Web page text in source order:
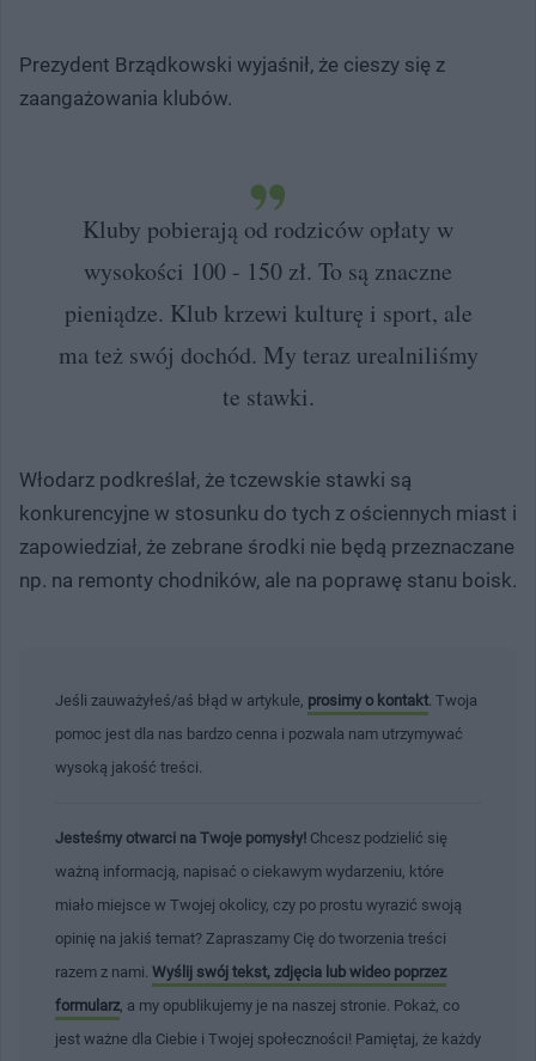
Prezydent Brządkowski wyjaśnił, że cieszy się z
zaangażowania klubów.
Kluby pobierają od rodziców opłaty w
wysokości 100 - 150 zł. To są znaczne
pieniądze. Klub krzewi kulturę i sport, ale
ma też swój dochód. My teraz urealniliśmy
te stawki.
Włodarz podkreślał, że tczewskie stawki są
konkurencyjne w stosunku do tych z ościennych miast i
zapowiedział, że zebrane środki nie będą przeznaczane
np. na remonty chodników, ale na poprawę stanu boisk.
Jeśli zauważyłeś/aś błąd w artykule, prosimy o kontakt . Twoja
pomoc jest dla nas bardzo cenna i pozwala nam utrzymywać
wysoką jakość treści.
Jesteśmy otwarci na Twoje pomysły! Chcesz podzielić się
ważną informacją, napisać o ciekawym wydarzeniu, które
miało miejsce w Twojej okolicy, czy po prostu wyrazić swoją
opinię na jakiś temat? Zapraszamy Cię do tworzenia treści
razem z nami. Wyślij swój tekst, zdjęcia lub wideo poprzez
formularz , a my opublikujemy je na naszej stronie. Pokaż, co
jest ważne dla Ciebie i Twojej społeczności! Pamiętaj, że każdy